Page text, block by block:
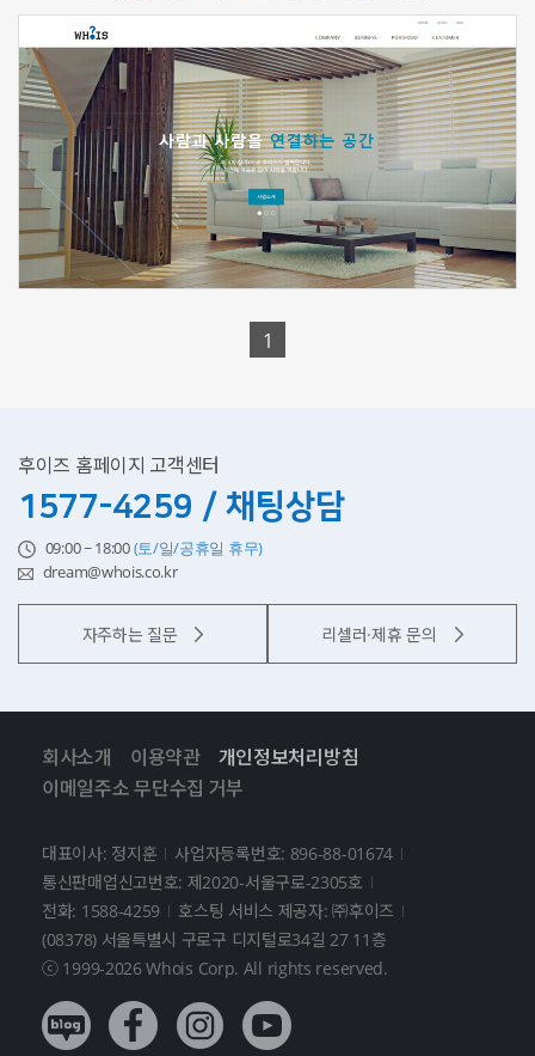
신청하기
1
후이즈 홈페이지 고객센터
1577-4259 / 채팅상담
09:00 ~ 18:00(토/일/공휴일 휴무)
dream@whois.co.kr
자주하는 질문 리셀러·제휴 문의
회사소개 이용약관
개인정보처리방침
이메일주소 무단수집 거부
대표이사: 정지훈
사업자등록번호: 896-88-01674
통신판매업신고번호: 제2020-서울구로-2305호
전화: 1588-4259
호스팅 서비스 제공자: ㈜후이즈
(08378) 서울특별시 구로구 디지털로34길 27 11층
ⓒ 1999-2026 Whois Corp. All rights reserved.